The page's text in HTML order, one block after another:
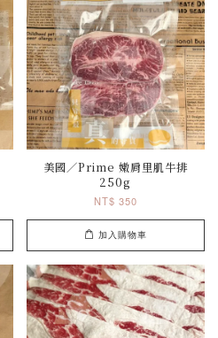
美國／Prime 嫩肩里肌牛排
250g
NT$ 350
加入購物車